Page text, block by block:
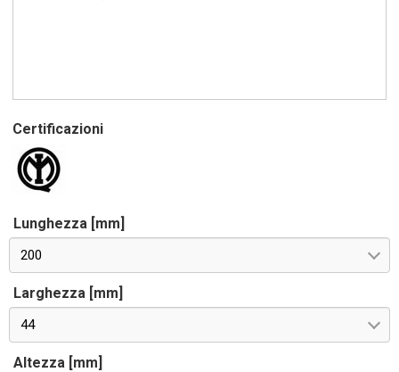
Certificazioni
Lunghezza [mm]
200
Larghezza [mm]
44
Altezza [mm]